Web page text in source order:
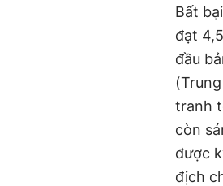
Bất
đạt
đầu
tranh
còn
được
địch